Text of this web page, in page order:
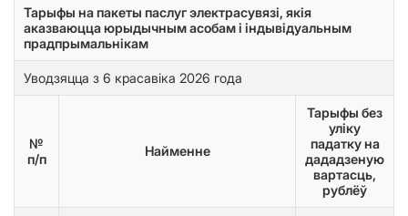
Тарыфы на пакеты паслуг электрасувязі, якія
аказваюцца юрыдычным асобам і індывідуальным
прадпрымальнікам
Уводзяцца з 6 красавiка 2026 года
№
п/п
Найменне
Тарыфы без
уліку
падатку на
дададзеную
вартасць,
рублёў